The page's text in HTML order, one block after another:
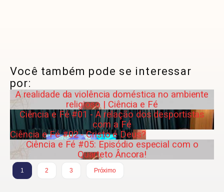
Você também pode se interessar
por:
A realidade da violência doméstica no ambiente
religioso | Ciência e Fé
Ciência e Fé #01 - A relação dos desportistas
com a Fé
Ciência e Fé #02 - Cristo é Deus?
Ciência e Fé #05: Episódio especial com o
Quarteto Âncora!
1 2 3 Próximo